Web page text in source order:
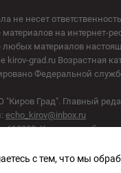
не несет
на интернет-
материалов
kirov-grad.ru Возрастная
Федеральной
"Киров Град". Главный
echo_kirov@inbox.ru
610000, Кировская
персональных данных
с тем, что мы